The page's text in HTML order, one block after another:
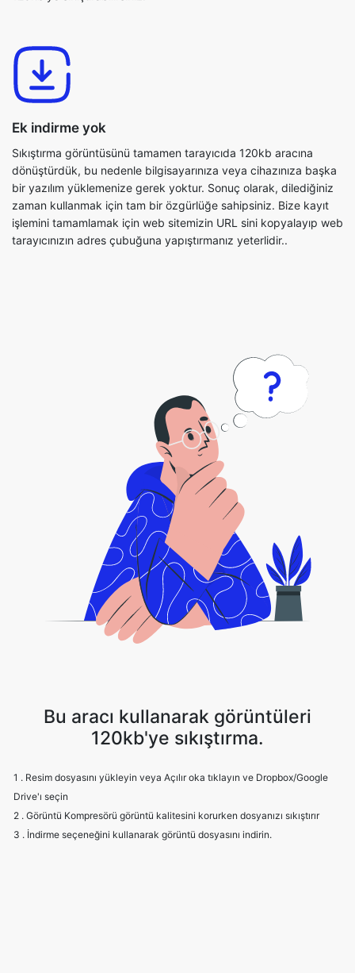
Ek indirme yok
Sıkıştırma görüntüsünü tamamen tarayıcıda 120kb aracına
bir yazılım yüklemenize gerek yoktur. Sonuç olarak, dilediğiniz
zaman kullanmak için tam bir özgürlüğe sahipsiniz. Bize kayıt
işlemini tamamlamak için web sitemizin URL sini kopyalayıp web
tarayıcınızın adres çubuğuna yapıştırmanız yeterlidir..
1 . Resim dosyasını yükleyin veya Açılır oka tıklayın ve Dropbox/Google
3 . İndirme seçeneğini kullanarak görüntü dosyasını indirin.